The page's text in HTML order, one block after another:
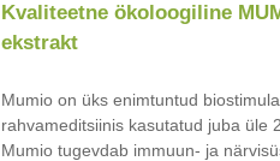
Kvaliteetne ökoloogiline
ekstrakt
Mumio on üks enimtuntud
rahvameditsiinis kasutatud juba üle
Mumio tugevdab immuun- ja